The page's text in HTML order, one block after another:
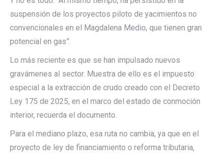
suspensión de los proyectos piloto de yacimientos no
convencionales en el Magdalena Medio, que tienen gran
potencial en gas”.
Lo más reciente es que se han impulsado nuevos
gravámenes al sector. Muestra de ello es el impuesto
especial a la extracción de crudo creado con el Decreto
Ley 175 de 2025, en el marco del estado de conmoción
interior, recuerda el documento.
Para el mediano plazo, esa ruta no cambia, ya que en el
proyecto de ley de financiamiento o reforma tributaria,